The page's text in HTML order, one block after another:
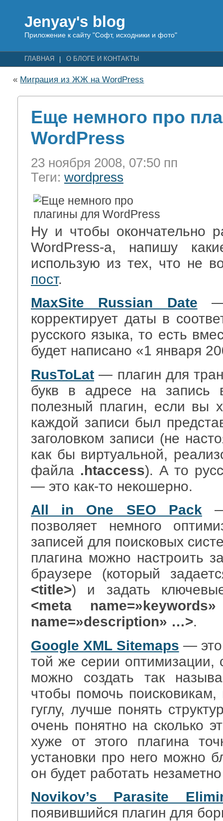
Jenyay's blog
Приложение к сайту "Софт, исходники и фото"
ГЛАВНАЯ О БЛОГЕ И КОНТАКТЫ
« Миграция из ЖЖ на WordPress
Еще немного про
WordPress
23 ноября 2008, 07:50 пп
Теги: wordpress
Ну и чтобы окончательно
WordPress-а, напишу
использую из тех, что не
пост.
MaxSite Russian Date —
корректирует даты в
русского языка, то есть
будет написано «1 января
RusToLat— плагин для
букв в адресе на запись
полезный плагин, если вы
каждой записи был
заголовком записи (не
как бы виртуальной,
файла.htaccess). А то
— это как-то некошерно.
All in One SEO Pack —
позволяет немного
записей для поисковых
плагина можно настроить
браузере (который
<title>) и задать
<meta
name=»description» …>.
Google XML Sitemaps — это
той же серии оптимизации,
можно создать так
чтобы помочь
гуглу, лучше понять
очень понятно на сколько
хуже от этого плагина
установки про него можно
он будет работать
Novikov’s Parasite
появившийся плагин для